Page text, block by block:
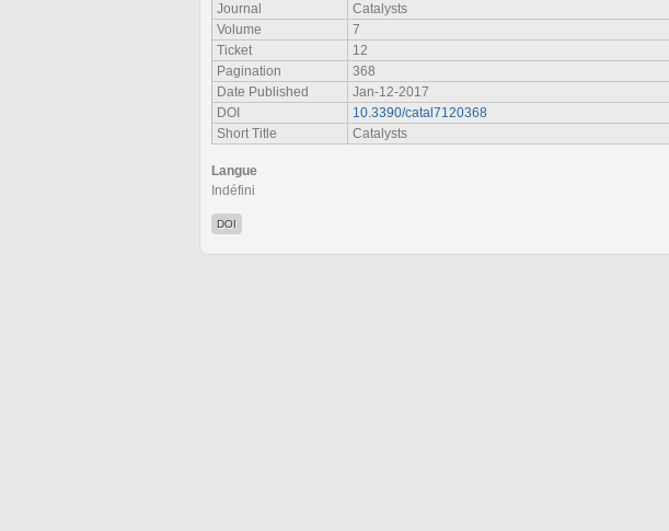
Journal
Catalysts
Volume
7
Ticket
12
Pagination
368
Date Published
Jan-12-2017
DOI
10.3390/catal7120368
Short Title
Catalysts
Langue
Indéfini
DOI